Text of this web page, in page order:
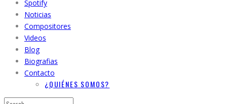
Spotify
Noticias
Compositores
Videos
Blog
Biografias
Contacto
¿QUIÉNES SOMOS?